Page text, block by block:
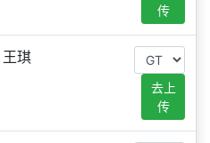
传
王琪
去上
传